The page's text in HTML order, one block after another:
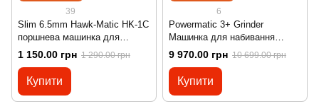
39
Slim 6.5mm Hawk-Matic HK-1С
поршнева машинка для
набивання сигаретних гільз
1 150.00 грн 1 290.00 грн
Купити
6
Powermatic 3+ Grinder
Машинка для набивання
сигаретних гільз Powermatic
3+ з подрібнювачем
9 970.00 грн 10 699.00 грн
Купити